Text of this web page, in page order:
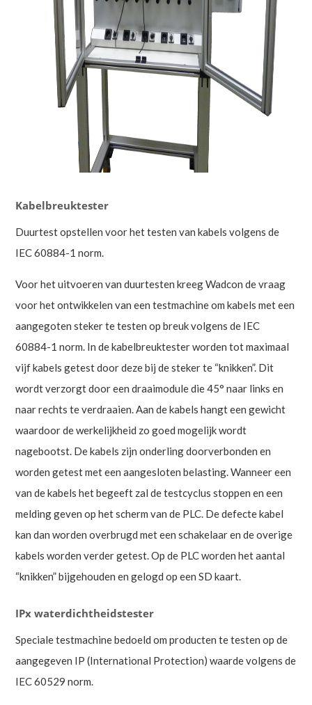
Kabelbreuktester
Duurtest opstellen voor het testen van kabels volgens de
IEC 60884-1 norm.
Voor het uitvoeren van duurtesten kreeg Wadcon de vraag
voor het ontwikkelen van een testmachine om kabels met een
aangegoten steker te testen op breuk volgens de IEC
60884-1 norm. In de kabelbreuktester worden tot maximaal
vijf kabels getest door deze bij de steker te “knikken”. Dit
wordt verzorgt door een draaimodule die 45° naar links en
naar rechts te verdraaien. Aan de kabels hangt een gewicht
waardoor de werkelijkheid zo goed mogelijk wordt
nagebootst. De kabels zijn onderling doorverbonden en
worden getest met een aangesloten belasting. Wanneer een
van de kabels het begeeft zal de testcyclus stoppen en een
melding geven op het scherm van de PLC. De defecte kabel
kan dan worden overbrugd met een schakelaar en de overige
kabels worden verder getest. Op de PLC worden het aantal
“knikken” bijgehouden en gelogd op een SD kaart.
IPx waterdichtheidstester
Speciale testmachine bedoeld om producten te testen op de
aangegeven IP (International Protection) waarde volgens de
IEC 60529 norm.